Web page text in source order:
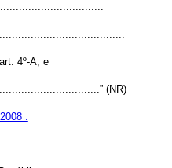
4º-A; e
(NR)
.